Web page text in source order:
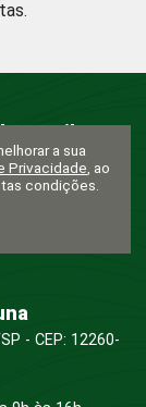
Paraibuna
12260-053
12h e das 13h
- CEP: 12260-
a sua
Privacidade , ao
condições.